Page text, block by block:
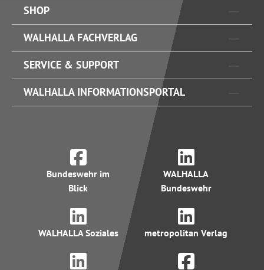
SHOP
WALHALLA FACHVERLAG
SERVICE & SUPPORT
WALHALLA INFORMATIONSPORTAL
Bundeswehr im
Blick
WALHALLA
Bundeswehr
WALHALLA Soziales metropolitan Verlag